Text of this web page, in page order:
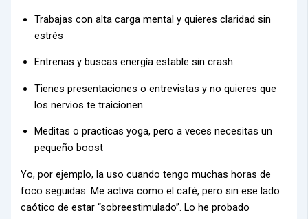
Trabajas con alta carga mental y quieres claridad sin
estrés
Entrenas y buscas energía estable sin crash
Tienes presentaciones o entrevistas y no quieres que
los nervios te traicionen
Meditas o practicas yoga, pero a veces necesitas un
pequeño boost
Yo, por ejemplo, la uso cuando tengo muchas horas de
foco seguidas. Me activa como el café, pero sin ese lado
caótico de estar “sobreestimulado”. Lo he probado